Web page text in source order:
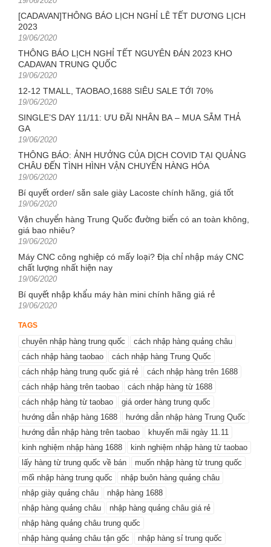
[CADAVAN]THÔNG BÁO LỊCH NGHỈ LỄ TẾT DƯƠNG LỊCH
2023
Posted
19/06/2020
THÔNG BÁO LỊCH NGHỈ TẾT NGUYÊN ĐÁN 2023 KHO
CADAVAN TRUNG QUỐC
Posted
19/06/2020
12-12 TMALL, TAOBAO,1688 SIÊU SALE TỚI 70%
Posted
19/06/2020
SINGLE’S DAY 11/11: ƯU ĐÃI NHÂN BA – MUA SẮM THẢ
GA
Posted
19/06/2020
THÔNG BÁO: ẢNH HƯỞNG CỦA DỊCH COVID TẠI QUẢNG
CHÂU ĐẾN TÌNH HÌNH VẬN CHUYỂN HÀNG HÓA
Posted
19/06/2020
Bí quyết order/ săn sale giày Lacoste chính hãng, giá tốt
Posted
19/06/2020
Vận chuyển hàng Trung Quốc đường biển có an toàn không,
giá bao nhiêu?
Posted
19/06/2020
Máy CNC công nghiệp có mấy loại? Địa chỉ nhập máy CNC
chất lượng nhất hiện nay
Posted
19/06/2020
Bí quyết nhập khẩu máy hàn mini chính hãng giá rẻ
Posted
19/06/2020
TAGS
chuyên nhập hàng trung quốc
cách nhập hàng quảng châu
cách nhập hàng taobao
cách nhập hàng Trung Quốc
cách nhập hàng trung quốc giá rẻ
cách nhập hàng trên 1688
cách nhập hàng trên taobao
cách nhập hàng từ 1688
cách nhập hàng từ taobao
giá order hàng trung quốc
hướng dẫn nhập hàng 1688
hướng dẫn nhập hàng Trung Quốc
hướng dẫn nhập hàng trên taobao
khuyến mãi ngày 11.11
kinh nghiệm nhập hàng 1688
kinh nghiệm nhập hàng từ taobao
lấy hàng từ trung quốc về bán
muốn nhập hàng từ trung quốc
mối nhập hàng trung quốc
nhập buôn hàng quảng châu
nhập giày quảng châu
nhập hàng 1688
nhập hàng quảng châu
nhập hàng quảng châu giá rẻ
nhập hàng quảng châu trung quốc
nhập hàng quảng châu tận gốc
nhập hàng sỉ trung quốc